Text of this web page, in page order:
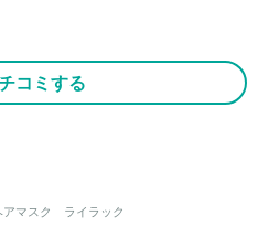
コミする
マスク ライラック